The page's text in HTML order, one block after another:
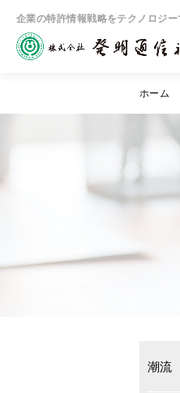
企業の特許情報戦略をテクノロジ
ホーム
潮流